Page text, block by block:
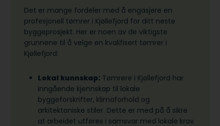
Det er mange fordeler med å engasjere en
profesjonell tømrer i Kjøllefjord for ditt neste
byggeprosjekt. Her er noen av de viktigste
grunnene til å velge en kvalifisert tømrer i
Kjøllefjord:
Lokal kunnskap: Tømrere i Kjøllefjord har
inngående kjennskap til lokale
byggeforskrifter, klimaforhold og
arkitektoniske stiler. Dette er med på å sikre
at arbeidet utføres i samsvar med lokale krav